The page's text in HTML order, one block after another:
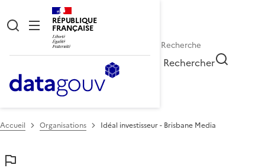
RÉPUBLIQUE
FRANÇAISE
Rechercher
Accueil Organisations Idéal investisseur - Brisbane Media